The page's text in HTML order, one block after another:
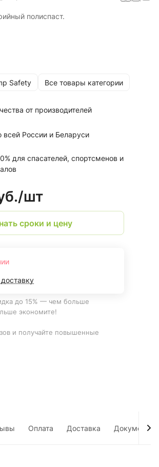
полиспаст.
Safety Все товары категории
от производителей
всей России и Беларуси
для спасателей, спортсменов и
шт
сроки и цену
до 15% — чем больше
экономите!
и получайте повышенные
Оплата Доставка Документы